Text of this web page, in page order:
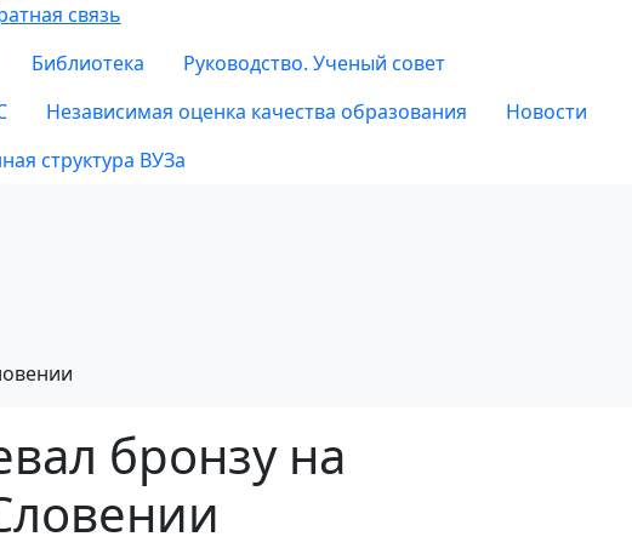
связь
Библиотека
Руководство. Ученый совет
Независимая оценка качества образования
Новости
структура ВУЗа
бронзу на